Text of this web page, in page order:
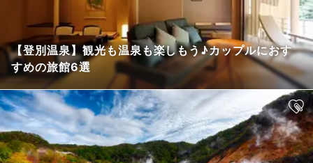
【登別温泉】観光も温泉も楽しもう♪カップルにおす
すめの旅館6選